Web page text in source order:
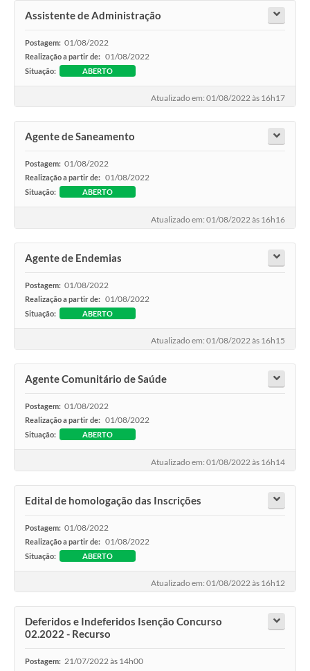
Assistente de Administração
Postagem: 01/08/2022
Realização a partir de: 01/08/2022
Situação: ABERTO
Atualizado em: 01/08/2022 às 16h17
Agente de Saneamento
Postagem: 01/08/2022
Realização a partir de: 01/08/2022
Situação: ABERTO
Atualizado em: 01/08/2022 às 16h16
Agente de Endemias
Postagem: 01/08/2022
Realização a partir de: 01/08/2022
Situação: ABERTO
Atualizado em: 01/08/2022 às 16h15
Agente Comunitário de Saúde
Postagem: 01/08/2022
Realização a partir de: 01/08/2022
Situação: ABERTO
Atualizado em: 01/08/2022 às 16h14
Edital de homologação das Inscrições
Postagem: 01/08/2022
Realização a partir de: 01/08/2022
Situação: ABERTO
Atualizado em: 01/08/2022 às 16h12
Deferidos e Indeferidos Isenção Concurso
02.2022 - Recurso
Postagem: 21/07/2022 às 14h00